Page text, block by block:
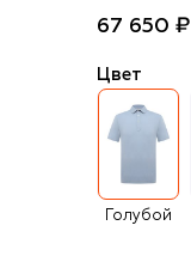
67 650 ₽
Цвет
Голубой